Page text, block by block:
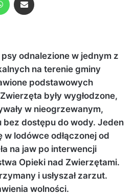
odnalezione w jednym z
na terenie gminy
podstawowych
były wygłodzone,
w nieogrzewanym,
bez dostępu do wody. Jeden
w lodówce odłączonej od
na jaw po interwencji
Opieki nad Zwierzętami.
i usłyszał zarzut.
wolności.